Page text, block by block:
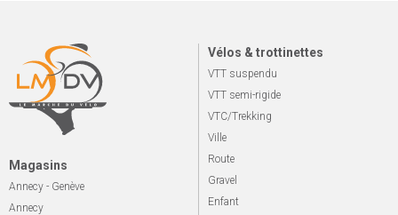
Magasins
Annecy - Genève
Annecy
Vélos & trottinettes
VTT suspendu
VTT semi-rigide
VTC/Trekking
Ville
Route
Gravel
Enfant